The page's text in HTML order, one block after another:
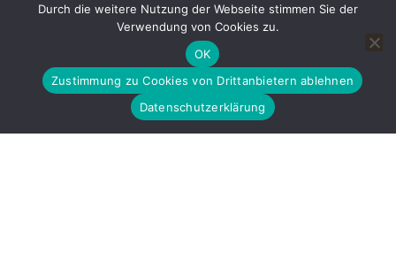
Bettenhausen
Durch die weitere Nutzung der Webseite stimmen Sie der
Verwendung von Cookies zu.
OK
Zustimmung zu Cookies von Drittanbietern ablehnen
Datenschutzerklärung